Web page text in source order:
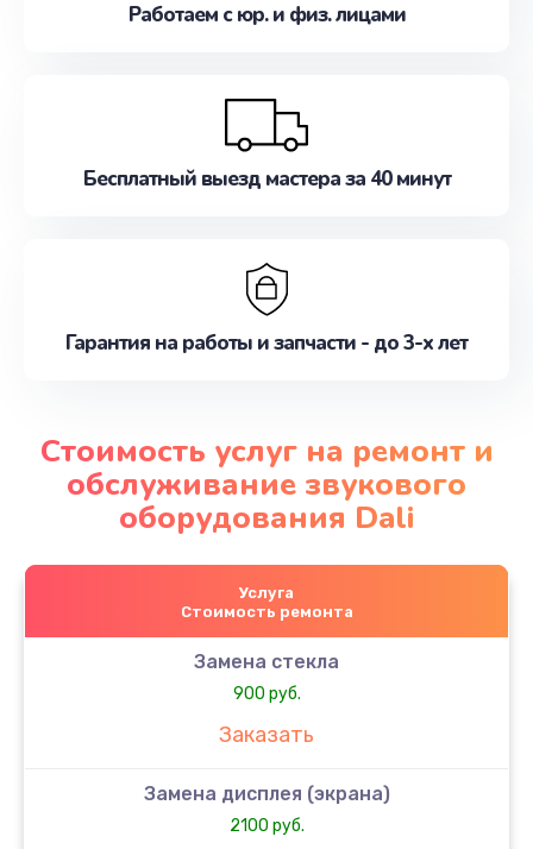
Работаем с юр. и физ. лицами
Бесплатный выезд мастера за 40 минут
Гарантия на работы и запчасти - до 3-х лет
Стоимость услуг на ремонт и
обслуживание звукового
оборудования Dali
Услуга
Стоимость ремонта
Замена стекла
900 руб.
Заказать
Замена дисплея (экрана)
2100 руб.